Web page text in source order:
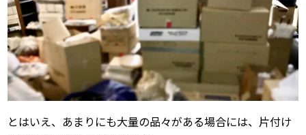
とはいえ、あまりにも大量の品々がある場合には、片付け